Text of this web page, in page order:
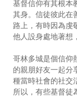
基督信仰有其根本
其身。信徒彼此在
路上，有時因為虔
他人設身處地著想
哥林多城是個信仰
的親朋好友一起分
種當時社會的社交
所以，有些基督徒